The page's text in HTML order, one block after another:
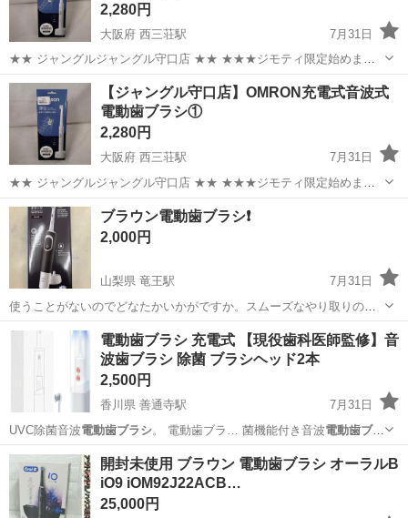
2,280円
大阪府 西三荘駅
7月31日
★★ ジャングルジャングル守口店 ★★ ★★★ジモティ限定始めまし
た！★★★ 引っ越しでおなじみの サカイ引越センターのリサイクルシ
ョップ ”ジャングルジャングル守口店”です。...
大阪 守口市 西三荘駅 その他
【ジャングル守口店】OMRON充電式音波式
電動歯ブラシ①
2,280円
大阪府 西三荘駅
7月31日
★★ ジャングルジャングル守口店 ★★ ★★★ジモティ限定始めまし
た！★★★ 引っ越しでおなじみの サカイ引越センターのリサイクルシ
ョップ ”ジャングルジャングル守口店”です。...
大阪 守口市 西三荘駅 その他
ブラウン電動歯ブラシ❗️
2,000円
山梨県 竜王駅
7月31日
使うことがないのでどなたかいかがですか。スムーズなやり取りので
きる方のみ。評価の無い、悪い、神経質な方はご遠慮下さい。ノーク
レーム、ノーリターン、ノーキャンセルでお願いします。
山梨 甲斐市 竜王駅 その他
電動歯ブラシ 充電式 【現役歯科医師監修】音
波歯ブラシ 除菌 ブラシヘッド2本
2,500円
香川県 善通寺駅
7月31日
UVC除菌音波電動歯ブラシ。 電動歯ブラ… 菌機能付き音波電動歯ブラ
シ
です。 …
香川 善通寺市 善通寺駅 その他 電動歯ブラシ
開封未使用 ブラウン 電動歯ブラシ オーラルB
iO9 iOM92J22ACB…
25,000円